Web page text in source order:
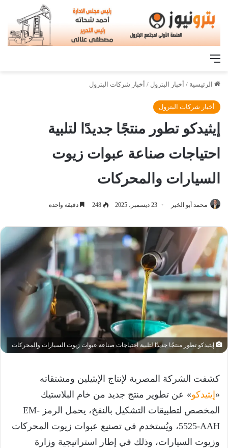
القائمة
الرئيسية / أخبار البترول / أخبار شركات البترول
أخبار شركات البترول
إيثيدكو تطور منتجًا جديدًا لتلبية
احتياجات صناعة عبوات زيوت
السيارات والمحركات
محمد أبو الخير 23 ديسمبر، 2025 248 دقيقة واحدة
إيثيدكو تطور منتجًا جديدًا لتلبية احتياجات صناعة عبوات زيوت السيارات والمحركات
كشفت الشركة المصرية لإنتاج الإيثيلين ومشتقاته
« إيثيدكو» عن تطوير منتج جديد من خام البلاستيك
المخصص لتطبيقات التشكيل بالنفخ، يحمل الرمز EM-
5525-AAH، ويُستخدم في تصنيع عبوات زيوت المحركات
وزيوت السيارات، وذلك في إطار استراتيجية وزارة